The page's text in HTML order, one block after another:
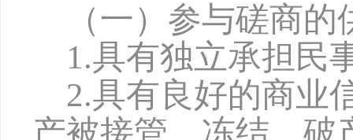
（一）参与磋商
1.具有独立承担民
2.具有良好的商业
产被接管、冻结、破